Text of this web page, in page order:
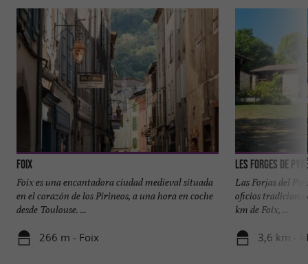
Foix
Foix es una encantadora ciudad medieval situada
en el corazón de los Pirineos, a una hora en coche
desde Toulouse. ...
266 m - Foix
Les Forges de
Las Forjas del
oficios
km de Foix, ...
3,6 km -